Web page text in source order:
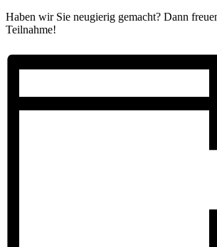
Haben wir Sie neugierig gemacht? Dann
Teilnahme!